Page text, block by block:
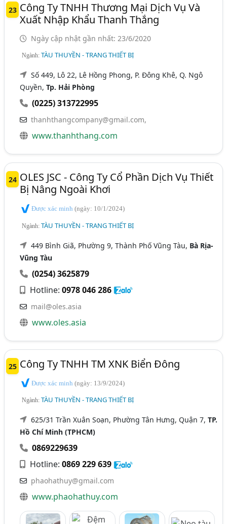
23 Công Ty TNHH Thương Mại Dịch Vụ Và
Xuất Nhập Khẩu Thanh Thắng
Ngày cập nhật gần nhất: 23/6/2020
Ngành:TÀU THUYỀN - TRANG THIẾT BỊ
Số 449, Lô 22, Lê Hồng Phong, P. Đông Khê, Q. Ngô
Quyền,Tp. Hải Phòng
(0225) 313722995
thanhthangcompany@gmail.com,
www.thanhthang.com
24 OLES JSC - Công Ty Cổ Phần Dịch Vụ Thiết
Bị Nâng Ngoài Khơi
Được xác minh(ngày: 10/1/2024)
Ngành:TÀU THUYỀN - TRANG THIẾT BỊ
449 Bình Giã, Phường 9, Thành Phố Vũng Tàu, Bà Rịa-
Vũng Tàu
(0254) 3625879
Hotline:0978 046 286
mail@oles.asia
www.oles.asia
25 Công Ty TNHH TM XNK Biển Đông
Được xác minh(ngày: 13/9/2024)
Ngành:TÀU THUYỀN - TRANG THIẾT BỊ
625/31 Trần Xuân Soạn, Phường Tân Hưng, Quận 7,TP.
Hồ Chí Minh (TPHCM)
0869229639
Hotline:0869 229 639
phaohathuy@gmail.com
www.phaohathuy.com